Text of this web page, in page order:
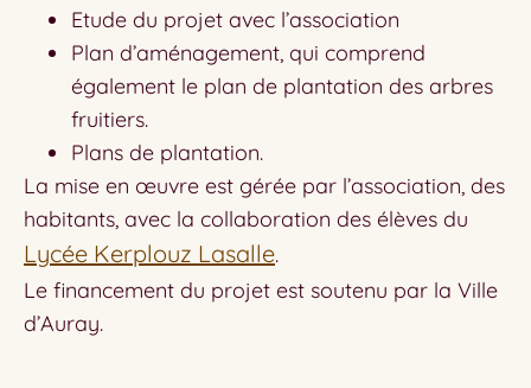
Etude du projet avec l’association
Plan d’aménagement, qui comprend
également le plan de plantation des arbres
fruitiers.
Plans de plantation.
La mise en œuvre est gérée par l’association, des
habitants, avec la collaboration des élèves du
Lycée Kerplouz Lasalle.
Le financement du projet est soutenu par la Ville
d’Auray.